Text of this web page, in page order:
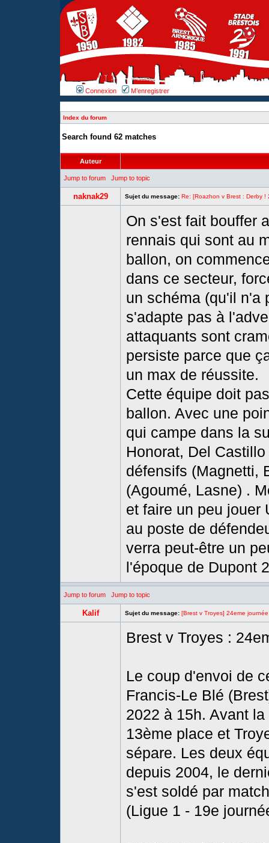
Connexion M’enregistrer
Index du forum
Search found 62 matches
Auteur
Jump to forum Jump to topic
naknak29 Sujet du message: Re: [Roazhon v Brest : Derby
On s'est fait bouffer
rennais qui sont au
ballon, on
dans ce secteur,
un schéma (qu'il n'a
s'adapte pas à
attaquants sont
persiste parce que
un max de réussite.
Cette équipe doit
ballon. Avec une
qui campe dans la
Honorat, Del
défensifs (Magnetti,
(Agoumé, Lasne) .
et faire un peu jouer
au poste de
verra peut-être un
l'époque de Dupont
Jump to forum Jump to topic
Kalif Sujet du message: [Brest v Troyes] 24eme
Brest v Troyes :
Le coup d'envoi de
Francis-Le Blé
2022 à 15h. Avant
13ème place et
sépare. Les deux
depuis 2004, le
s'est soldé par
(Ligue 1 - 19e